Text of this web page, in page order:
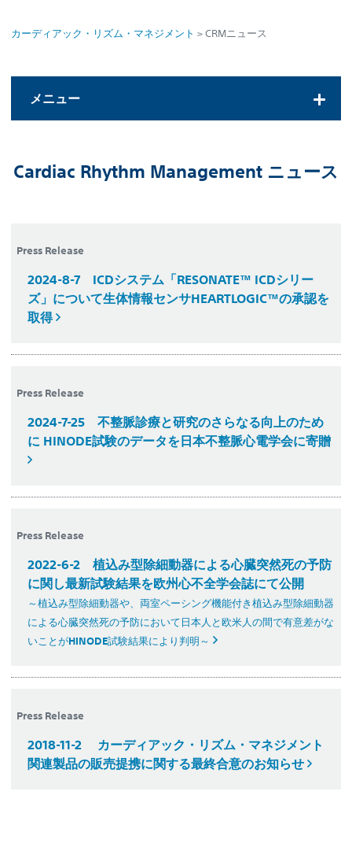
カーディアック・リズム・マネジメント > CRMニュース
メニュー
製品一覧
関連リンク
Cardiac Rhythm Management ニュース
Press Release
2024-8-7 ICDシステム「RESONATE™ ICDシリー
ズ」について生体情報センサHEARTLOGIC™の承認を
取得
Press Release
2024-7-25 不整脈診療と研究のさらなる向上のため
に HINODE試験のデータを日本不整脈心電学会に寄贈
Press Release
2022-6-2 植込み型除細動器による心臓突然死の予防
に関し最新試験結果を欧州心不全学会誌にて公開
～植込み型除細動器や、両室ペーシング機能付き植込み型除細動器
による心臓突然死の予防において日本人と欧米人の間で有意差がな
いことがHINODE試験結果により判明～
Press Release
2018-11-2 カーディアック・リズム・マネジメント
関連製品の販売提携に関する最終合意のお知らせ